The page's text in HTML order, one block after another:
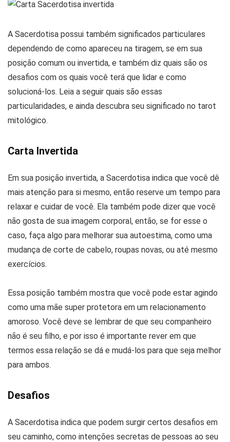
A Sacerdotisa possui também significados particulares
dependendo de como apareceu na tiragem, se em sua
posição comum ou invertida, e também diz quais são os
desafios com os quais você terá que lidar e como
solucioná-los. Leia a seguir quais são essas
particularidades, e ainda descubra seu significado no tarot
mitológico.
Carta Invertida
Em sua posição invertida, a Sacerdotisa indica que você dê
mais atenção para si mesmo, então reserve um tempo para
relaxar e cuidar de você. Ela também pode dizer que você
não gosta de sua imagem corporal, então, se for esse o
caso, faça algo para melhorar sua autoestima, como uma
mudança de corte de cabelo, roupas novas, ou até mesmo
exercícios.
Essa posição também mostra que você pode estar agindo
como uma mãe super protetora em um relacionamento
amoroso. Você deve se lembrar de que seu companheiro
não é seu filho, e por isso é importante rever em que
termos essa relação se dá e mudá-los para que seja melhor
para ambos.
Desafios
A Sacerdotisa indica que podem surgir certos desafios em
seu caminho, como intenções secretas de pessoas ao seu